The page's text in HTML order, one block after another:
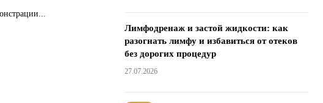
Лимфодренаж и застой жидкости: как
разогнать лимфу и избавиться от отеков
без дорогих процедур
27.07.2026